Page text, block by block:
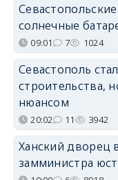
солнечные
09:01 7 1024
Севастополь
строительства,
нюансом
20:02 11 3942
Ханский дворец
замминистра